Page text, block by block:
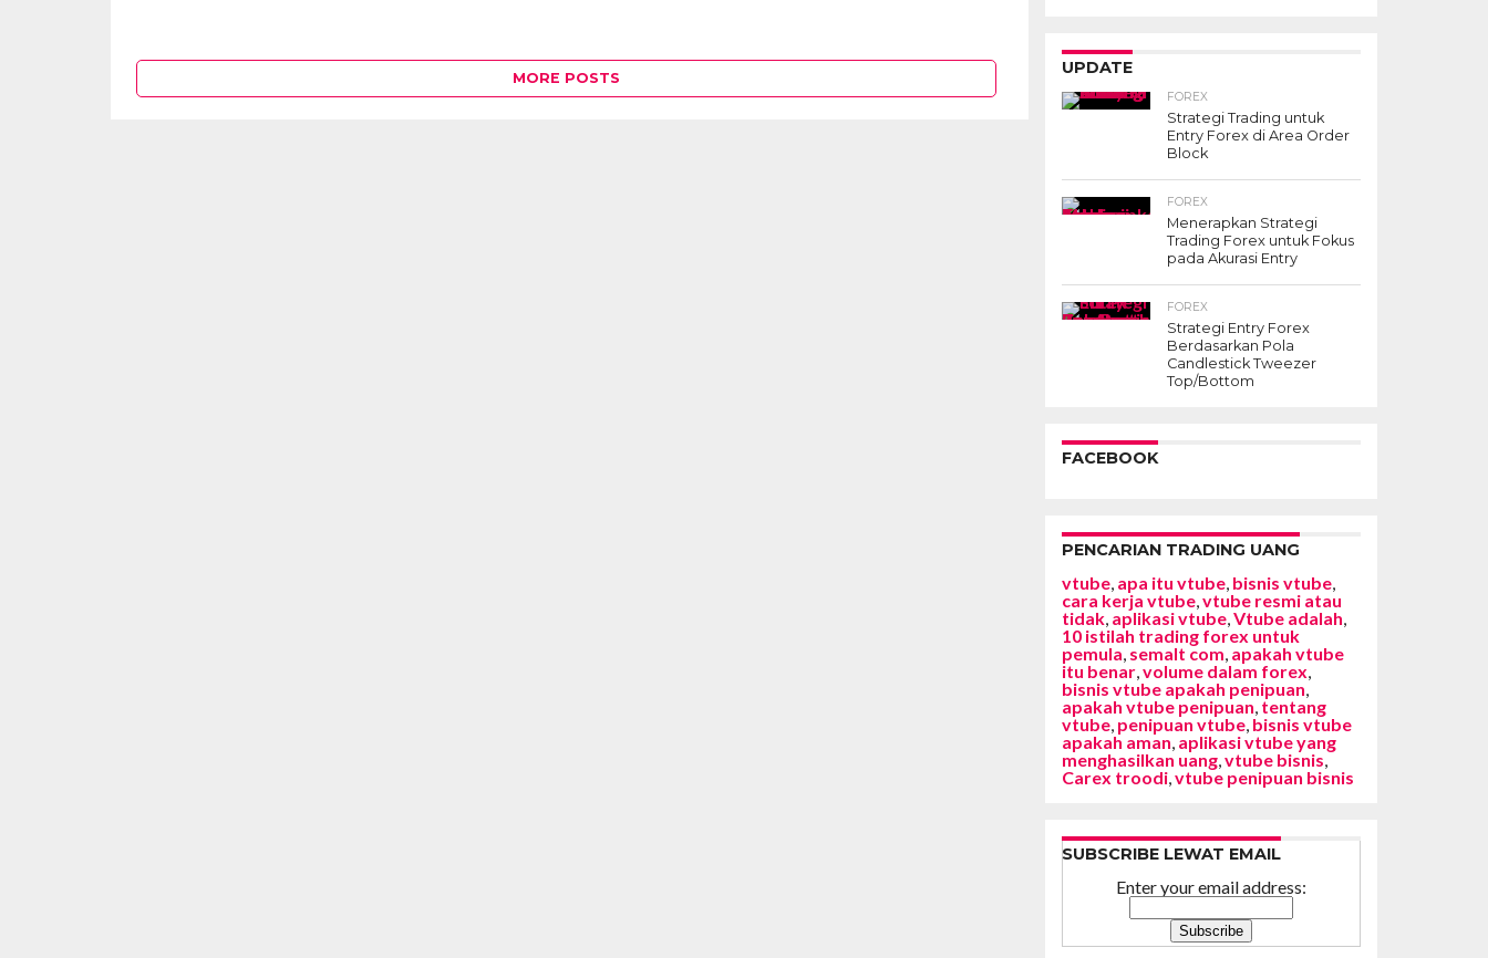
MORE POSTS
UPDATE
FOREX
Strategi Trading untuk
Entry Forex di Area Order
Block
FOREX
Menerapkan Strategi
Trading Forex untuk Fokus
pada Akurasi Entry
FOREX
Strategi Entry Forex
Berdasarkan Pola
Candlestick Tweezer
Top/Bottom
FACEBOOK
PENCARIAN TRADING UANG
vtube, apa itu vtube, bisnis vtube,
cara kerja vtube,vtube resmi atau
tidak, aplikasi vtube,Vtube adalah,
10 istilah trading forex untuk
pemula, semalt com, apakah vtube
itu benar,volume dalam forex,
bisnis vtube apakah penipuan,
apakah vtube penipuan, tentang
vtube, penipuan vtube, bisnis vtube
apakah aman, aplikasi vtube yang
menghasilkan uang,vtube bisnis,
Carex troodi,vtube penipuan bisnis
SUBSCRIBE LEWAT EMAIL
Enter your email address: